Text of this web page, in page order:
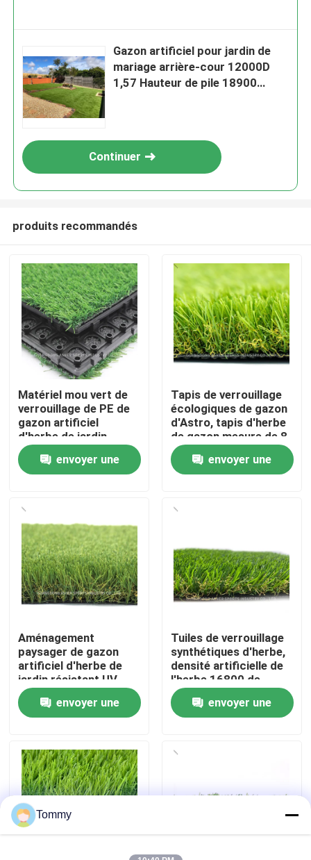
Accueil
Vidéos
À propos de nous
Visite de l'usine
Contrôle de qualité
Nous contacter
Nouvelles
Cas
Gazon artificiel pour jardin de
mariage arrière-cour 12000D
1,57 Hauteur de pile 18900
Continuer
produits recommandés
Matériel mou vert de
verrouillage de PE de
gazon artificiel
d'herbe de jardin
envoyer une
Tapis de verrouillage
écologiques de gazon
d'Astro, tapis d'herbe
de gazon mesure de 8
pouces
envoyer une
Aménagement
paysager de gazon
artificiel d'herbe de
jardin résistant UV
extérieur de Sythetic
envoyer une
Tuiles de verrouillage
synthétiques d'herbe,
densité artificielle de
l'herbe 16800 de
polyéthylène
envoyer une
Tommy